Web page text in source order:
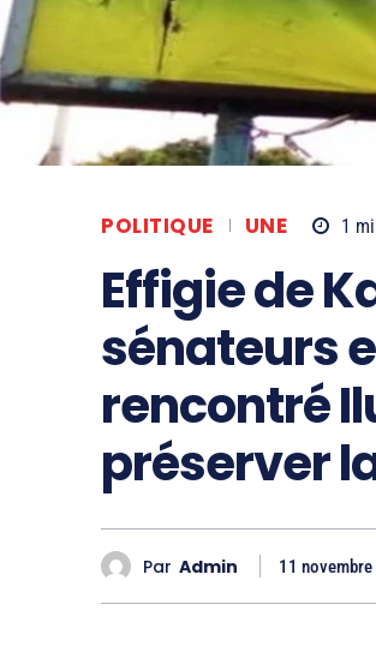
POLITIQUE UNE 1
Effigie de
sénateurs
rencontré
préserver
Par Admin 11